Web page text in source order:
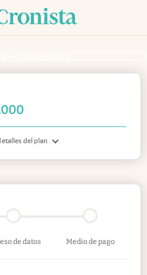
del plan
de datos Medio de pago